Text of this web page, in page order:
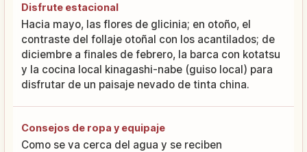
Disfrute estacional
Hacia mayo, las flores de glicinia; en otoño, el
contraste del follaje otoñal con los acantilados; de
diciembre a finales de febrero, la barca con kotatsu
y la cocina local kinagashi-nabe (guiso local) para
disfrutar de un paisaje nevado de tinta china.
Consejos de ropa y equipaje
Como se va cerca del agua y se reciben